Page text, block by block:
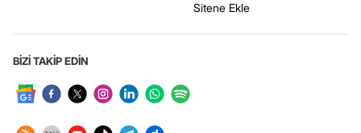
Sitene Ekle
BİZİ TAKİP EDİN